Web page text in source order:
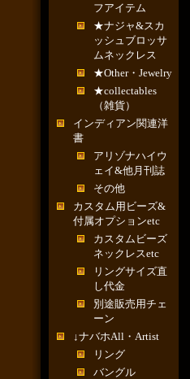
フアイテム
★ナジャ&スカ
ッシュブロッサ
ムネックレス
★Other・Jewelry
★collectables
（雑貨）
インディアン関連洋
書
アリゾナハイウ
ェイ&他月刊誌
その他
カスタム用ビーズ&
付属オプションetc
カスタムビーズ
ネックレスetc
リングサイズ直
し代金
別途販売用チェ
ーン
↓ナバホAll・Artist
リング
バングル